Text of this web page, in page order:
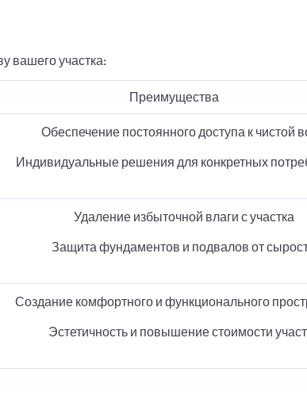
вашего участка:
Преимущества
Обеспечение постоянного доступа к чистой
Индивидуальные решения для конкретных
Удаление избыточной влаги с участка
Защита фундаментов и подвалов от
Создание комфортного и функционального
Эстетичность и повышение стоимости